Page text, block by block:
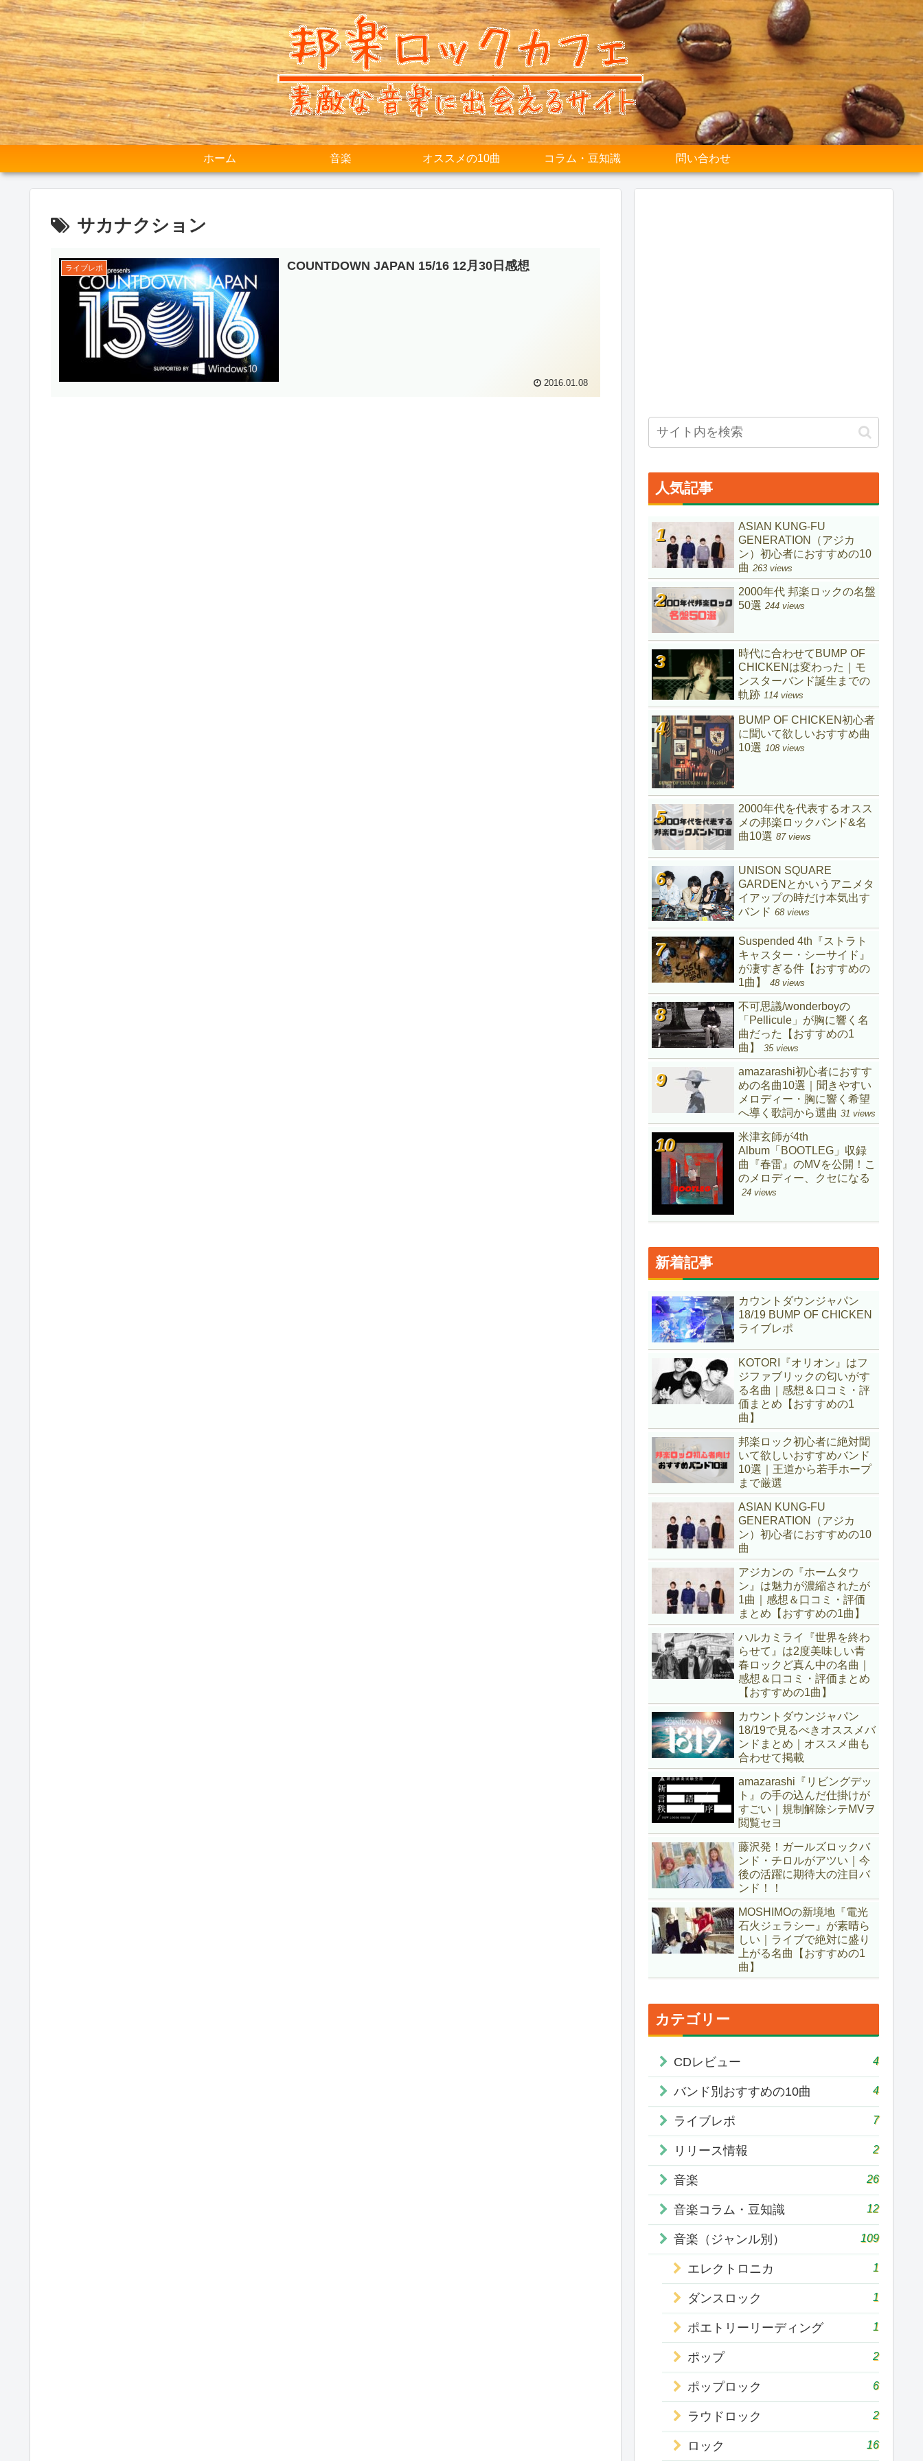
ホーム 音楽 オススメの10曲 コラム・豆知識 問い合わせ
サカナクション
ライブレポ COUNTDOWN JAPAN 15/16 12月30日感想
2016.01.08
人気記事
ASIAN KUNG-FU
GENERATION（アジカ
ン）初心者におすすめの10
曲 263 views
2000年代 邦楽ロックの名盤
50選 244 views
時代に合わせてBUMP OF
CHICKENは変わった｜モ
ンスターバンド誕生までの
軌跡 114 views
BUMP OF CHICKEN初心者
に聞いて欲しいおすすめ曲
10選 108 views
2000年代を代表するオスス
メの邦楽ロックバンド&名
曲10選 87 views
UNISON SQUARE
GARDENとかいうアニメタ
イアップの時だけ本気出す
バンド 68 views
Suspended 4th『ストラト
キャスター・シーサイド』
が凄すぎる件【おすすめの
1曲】
48 views
不可思議/wonderboyの
「Pellicule」が胸に響く名
曲だった【おすすめの1
曲】
35 views
amazarashi初心者におすす
めの名曲10選｜聞きやすい
メロディー・胸に響く希望
へ導く歌詞から選曲 31 views
米津玄師が4th
Album「BOOTLEG」収録
曲『春雷』のMVを公開！こ
のメロディー、クセになる
24 views
新着記事
カウントダウンジャパン
18/19 BUMP OF CHICKEN
ライブレポ
KOTORI『オリオン』はフ
ジファブリックの匂いがす
る名曲｜感想＆口コミ・評
価まとめ【おすすめの1
曲】
邦楽ロック初心者に絶対聞
いて欲しいおすすめバンド
10選｜王道から若手ホープ
まで厳選
ASIAN KUNG-FU
GENERATION（アジカ
ン）初心者におすすめの10
曲
アジカンの『ホームタウ
ン』は魅力が濃縮されたが
1曲｜感想＆口コミ・評価
まとめ【おすすめの1曲】
ハルカミライ『世界を終わ
らせて』は2度美味しい青
春ロックど真ん中の名曲｜
感想＆口コミ・評価まとめ
【おすすめの1曲】
カウントダウンジャパン
18/19で見るべきオススメバ
ンドまとめ｜オススメ曲も
合わせて掲載
amazarashi『リビングデッ
ト』の手の込んだ仕掛けが
すごい｜規制解除シテMVヲ
閲覧セヨ
藤沢発！ガールズロックバ
ンド・チロルがアツい｜今
後の活躍に期待大の注目バ
ンド！！
MOSHIMOの新境地『電光
石火ジェラシー』が素晴ら
しい｜ライブで絶対に盛り
上がる名曲【おすすめの1
曲】
カテゴリー
CDレビュー 4
バンド別おすすめの10曲 4
ライブレポ 7
リリース情報 2
音楽 26
音楽コラム・豆知識 12
音楽（ジャンル別） 109
エレクトロニカ 1
ダンスロック 1
ポエトリーリーディング 1
ポップ 2
ポップロック 6
ラウドロック 2
ロック 16